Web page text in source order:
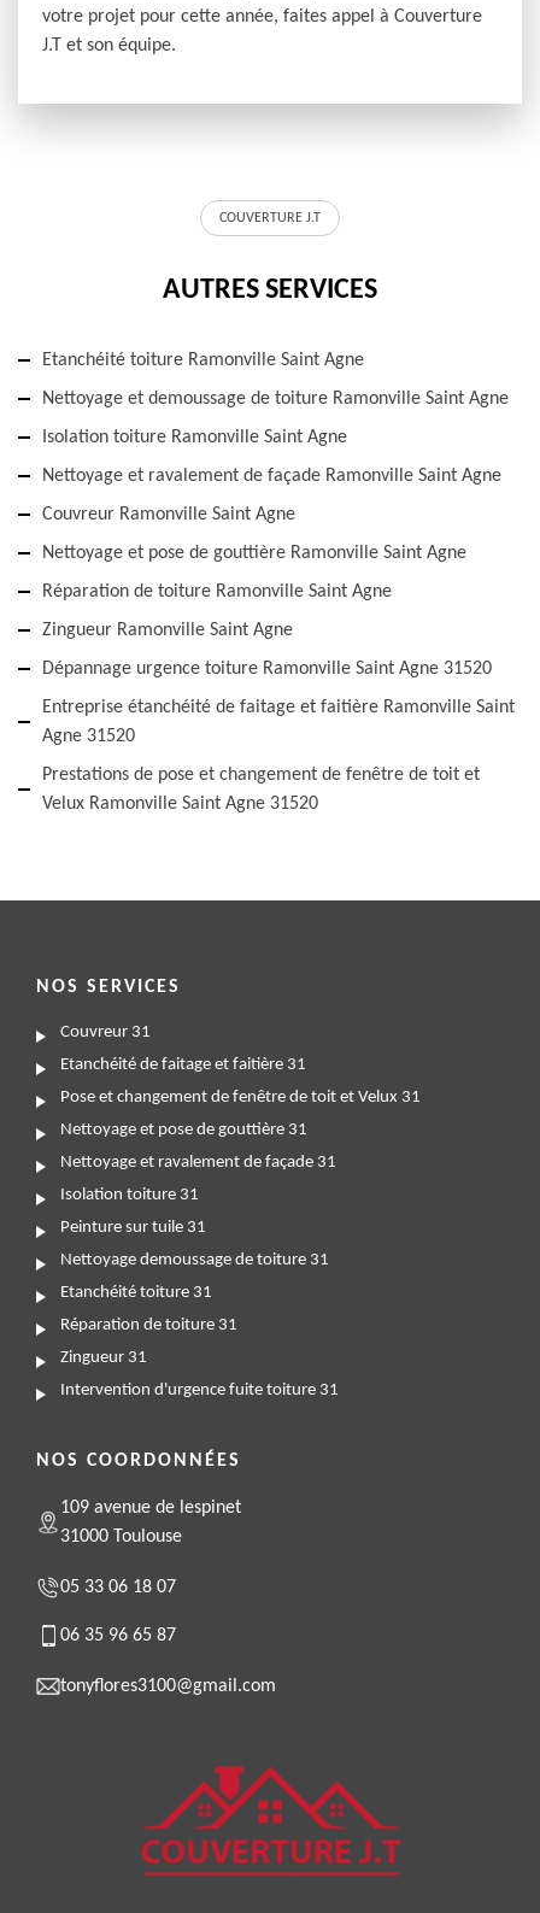
votre projet pour cette année, faites appel à Couverture
J.T et son équipe.
COUVERTURE J.T
AUTRES SERVICES
Etanchéité toiture Ramonville Saint Agne
Nettoyage et demoussage de toiture Ramonville Saint Agne
Isolation toiture Ramonville Saint Agne
Nettoyage et ravalement de façade Ramonville Saint Agne
Couvreur Ramonville Saint Agne
Nettoyage et pose de gouttière Ramonville Saint Agne
Réparation de toiture Ramonville Saint Agne
Zingueur Ramonville Saint Agne
Dépannage urgence toiture Ramonville Saint Agne 31520
Entreprise étanchéité de faitage et faitière Ramonville Saint
Agne 31520
Prestations de pose et changement de fenêtre de toit et
Velux Ramonville Saint Agne 31520
NOS SERVICES
Couvreur 31
Etanchéité de faitage et faitière 31
Pose et changement de fenêtre de toit et Velux 31
Nettoyage et pose de gouttière 31
Nettoyage et ravalement de façade 31
Isolation toiture 31
Peinture sur tuile 31
Nettoyage demoussage de toiture 31
Etanchéité toiture 31
Réparation de toiture 31
Zingueur 31
Intervention d'urgence fuite toiture 31
NOS COORDONNÉES
109 avenue de lespinet
31000 Toulouse
05 33 06 18 07
06 35 96 65 87
tonyflores3100@gmail.com